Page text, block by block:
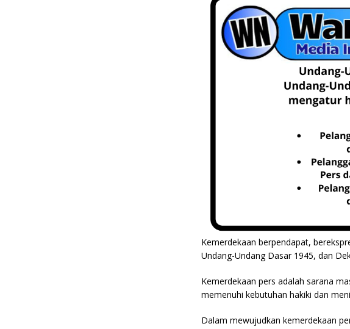
Kemerdekaan berpendapat,
Undang-Undang Dasar 1945, dan
Kemerdekaan pers adalah sarana
memenuhi kebutuhan hakiki dan
Dalam mewujudkan kemerdekaan